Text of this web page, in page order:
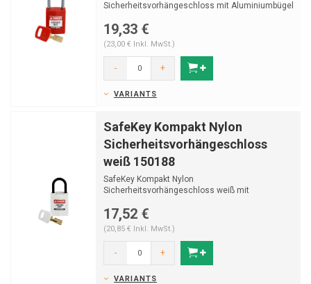
Sicherheitsvorhängeschloss mit Aluminiumbügel
19,33 €
(23,00 € Inkl. MwSt.)
- +
VARIANTS
SafeKey Kompakt Nylon
Sicherheitsvorhängeschloss
weiß 150188
SafeKey Kompakt Nylon
Sicherheitsvorhängeschloss weiß mit
17,52 €
(20,85 € Inkl. MwSt.)
- +
VARIANTS